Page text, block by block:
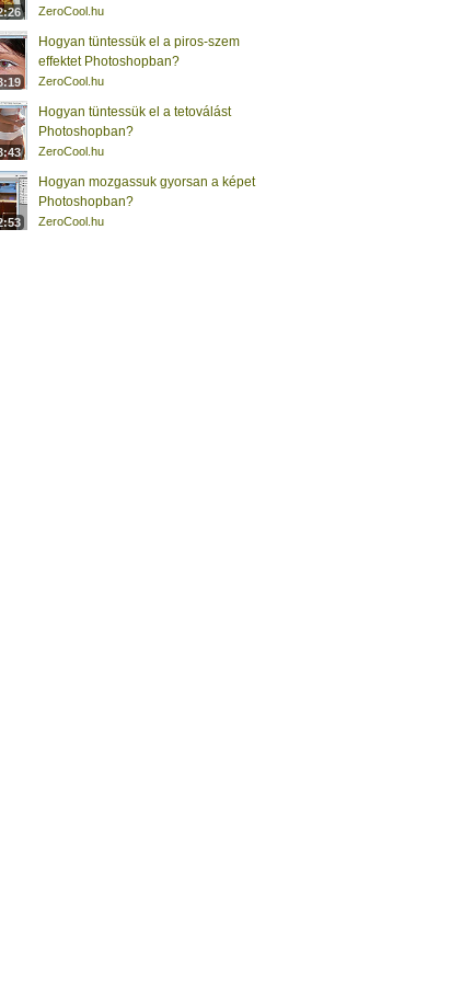
ZeroCool.hu
Hogyan tüntessük el a piros-szem
effektet Photoshopban?
ZeroCool.hu
Hogyan tüntessük el a tetoválást
Photoshopban?
ZeroCool.hu
Hogyan mozgassuk gyorsan a képet
Photoshopban?
ZeroCool.hu